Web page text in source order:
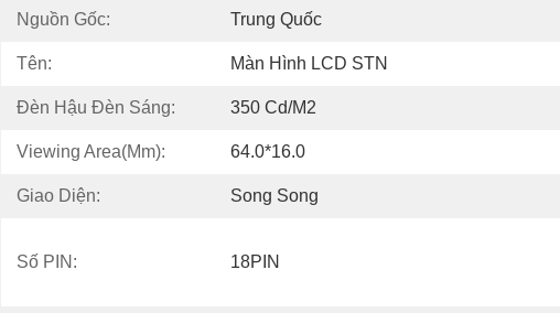
Nguồn Gốc: Trung Quốc
Tên: Màn Hình LCD STN
Đèn Hậu Đèn Sáng: 350 Cd/m2
Viewing Area(mm): 64.0*16.0
Giao Diện: Song Song
Số PIN: 18PIN